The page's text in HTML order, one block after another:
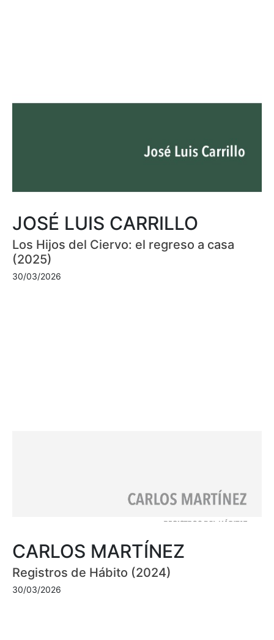
JOSÉ LUIS CARRILLO
Los Hijos del Ciervo: el regreso a casa
(2025)
30/03/2026
CARLOS MARTÍNEZ
Registros de Hábito (2024)
30/03/2026